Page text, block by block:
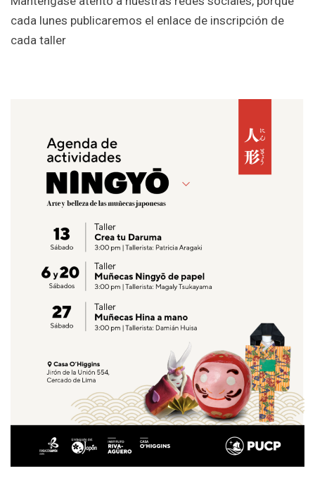
cada lunes publicaremos el enlace de inscripción de
cada taller